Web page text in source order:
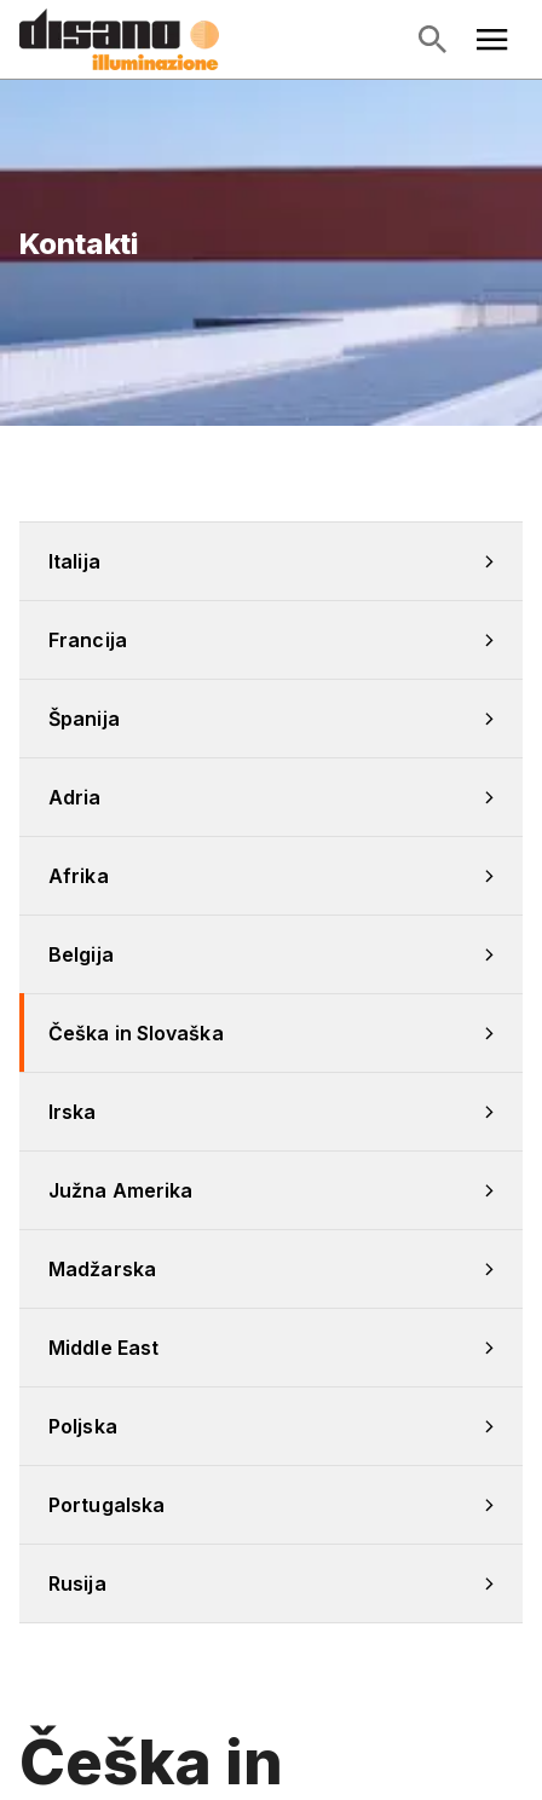
Kontakti
Italija
Francija
Španija
Adria
Afrika
Belgija
Češka in Slovaška
Irska
Južna Amerika
Madžarska
Middle East
Poljska
Portugalska
Rusija
Češka in